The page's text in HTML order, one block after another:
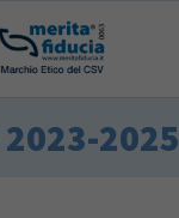
2025